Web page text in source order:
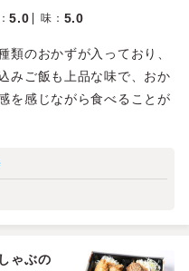
：5.0 味 ： 5.0
類のおかずが入っており、
みご飯も上品な味で、おか
を感じながら食べることが
ゃぶの